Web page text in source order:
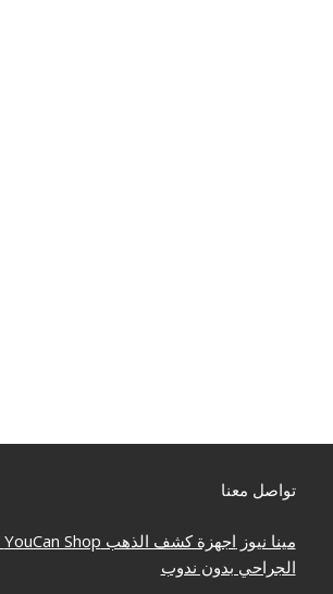
تواصل معنا
مينا نيوز اجهزة كشف الذهب YouCan Shop
الجراحي بدون ندوب